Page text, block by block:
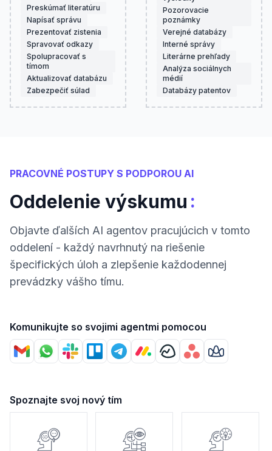
Preskúmať literatúru
Napísať správu
Prezentovať zistenia
Spravovať odkazy
Spolupracovať s
tímom
Aktualizovať databázu
Zabezpečiť súlad
Pozorovacie
poznámky
Verejné databázy
Interné správy
Literárne prehľady
Analýza sociálnych
médií
Databázy patentov
PRACOVNÉ POSTUPY S PODPOROU AI
Oddelenie výskumu :
Objavte ďalších AI agentov pracujúcich v tomto
oddelení - každý navrhnutý na riešenie
špecifických úloh a zlepšenie každodennej
prevádzky vášho tímu.
Komunikujte so svojimi agentmi pomocou
Spoznajte svoj nový tím